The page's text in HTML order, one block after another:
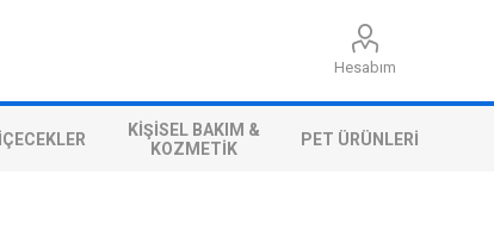
Hesabım
İÇECEKLER
KIŞISEL BAKIM &
KOZMETIK
PET ÜRÜNLERI